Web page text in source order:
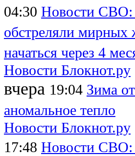
04:30 Новости СВО:
обстреляли мирных
начаться через 4
Новости Блокнот.ру
вчера 19:04 Зима
аномальное тепло
Новости Блокнот.ру
17:48 Новости СВО: